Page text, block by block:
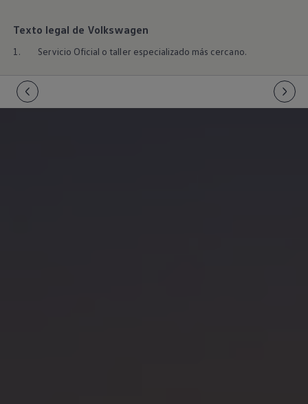
Asistencia en carretera
Garantía Volkswagen
Ventajas para profesionales
Volkswagen Long Drive
Texto legal de Volkswagen
1. Servicio Oficial o taller especializado más cercano.